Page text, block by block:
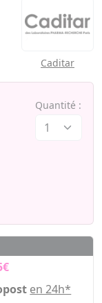
Caditar
Quantité :
en 24h*